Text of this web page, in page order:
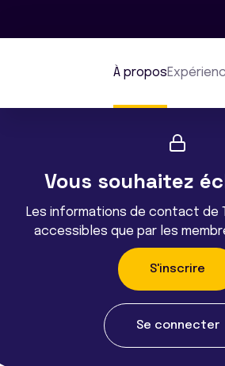
À propos
Vous souhaitez
Les informations de contact de
accessibles que par les
S'inscrire
Se connecter